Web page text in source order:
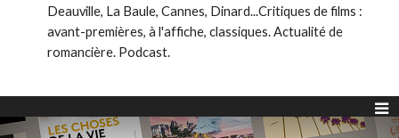
Deauville, La Baule, Cannes, Dinard...Critiques de films :
avant-premières, à l'affiche, classiques. Actualité de
romancière. Podcast.